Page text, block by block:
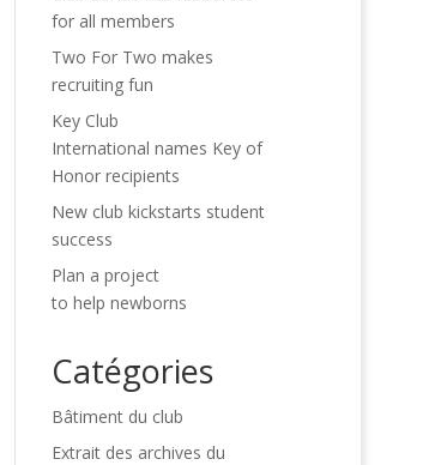
for all members
Two For Two makes
recruiting fun
Key Club
International names Key of
Honor recipients
New club kickstarts student
success
Plan a project
to help newborns
Catégories
Bâtiment du club
Extrait des archives du